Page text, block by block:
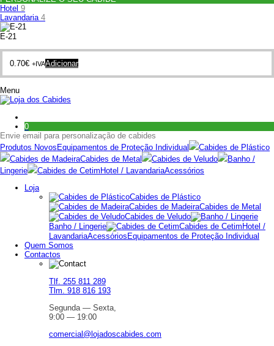
Hotel 9
Lavandaria 4
E-21
0.70€ +IVAAdicionar
Menu
0
Envie email para personalização de cabides
Produtos Novos Equipamentos de Proteção Individual
Cabides de Plástico
Cabides de MadeiraCabides de Metal Cabides de Veludo
Banho /
Lingerie
Cabides de Cetim Hotel / LavandariaAcessórios
Loja
Cabides de Plástico
Cabides de MadeiraCabides de Metal
Cabides de Veludo
Banho / Lingerie
Cabides de Cetim Hotel /
LavandariaAcessórios Equipamentos de Proteção Individual
Quem Somos
Contactos
Tlf. 255 811 289
Tlm. 918 816 193
Segunda — Sexta,
9:00 — 19:00
comercial@lojadoscabides.com